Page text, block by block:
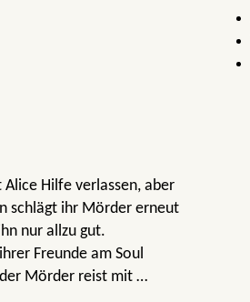
Hilfe verlassen, aber
schlägt ihr Mörder erneut
nur allzu gut.
Freunde am Soul
der Mörder reist mit …